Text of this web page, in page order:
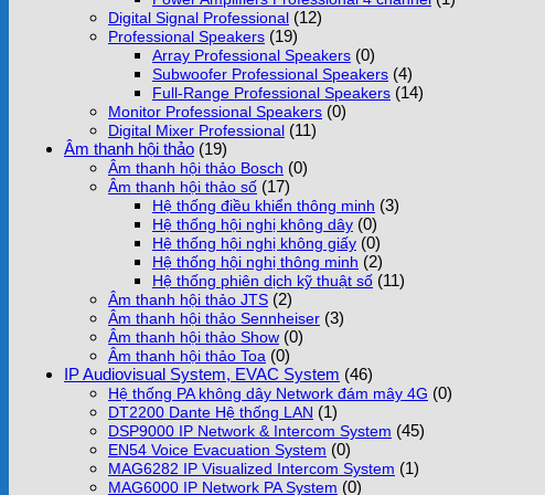
Digital Signal Professional (12)
Professional Speakers (19)
Array Professional Speakers (0)
Subwoofer Professional Speakers (4)
Full-Range Professional Speakers (14)
Monitor Professional Speakers (0)
Digital Mixer Professional (11)
Âm thanh hội thảo (19)
Âm thanh hội thảo Bosch (0)
Âm thanh hội thảo số (17)
Hệ thống điều khiển thông minh (3)
Hệ thống hội nghị không dây (0)
Hệ thống hội nghị không giấy (0)
Hệ thống hội nghị thông minh (2)
Hệ thống phiên dịch kỹ thuật số (11)
Âm thanh hội thảo JTS (2)
Âm thanh hội thảo Sennheiser (3)
Âm thanh hội thảo Show (0)
Âm thanh hội thảo Toa (0)
IP Audiovisual System, EVAC System (46)
Hệ thống PA không dây Network đám mây 4G (0)
DT2200 Dante Hệ thống LAN (1)
DSP9000 IP Network & Intercom System (45)
EN54 Voice Evacuation System (0)
MAG6282 IP Visualized Intercom System (1)
MAG6000 IP Network PA System (0)